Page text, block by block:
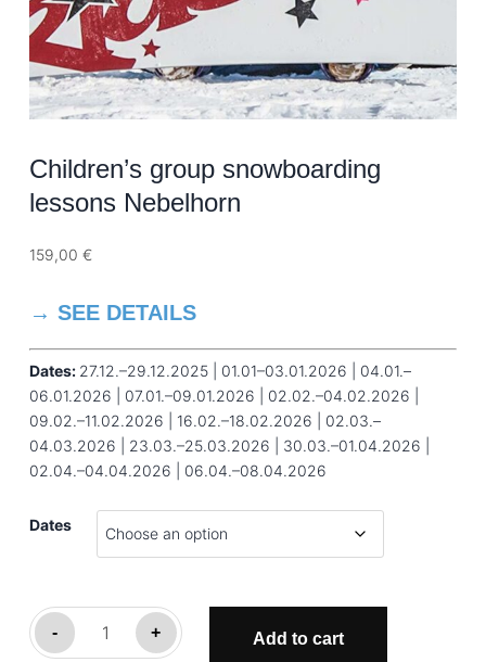
Children’s group snowboarding
lessons Nebelhorn
159,00 €
→ SEE DETAILS
Dates: 27.12.–29.12.2025 | 01.01–03.01.2026 | 04.01.–
06.01.2026 | 07.01.–09.01.2026 | 02.02.–04.02.2026 |
09.02.–11.02.2026 | 16.02.–18.02.2026 | 02.03.–
04.03.2026 | 23.03.–25.03.2026 | 30.03.–01.04.2026 |
02.04.–04.04.2026 | 06.04.–08.04.2026
Dates
-
Children's
group
+ Add to cart